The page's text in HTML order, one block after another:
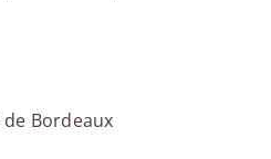
Bordeaux